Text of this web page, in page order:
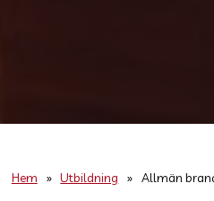
Hem » Utbildning » Allmän